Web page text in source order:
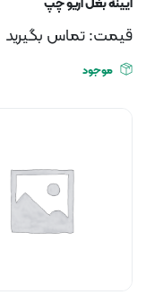
آیینه بغل آریو چپ
قیمت: تماس بگیرید
موجود